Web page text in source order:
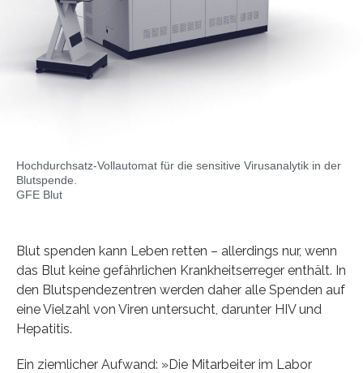
Hochdurchsatz-Vollautomat für die sensitive Virusanalytik in der
Blutspende.
GFE Blut
Blut spenden kann Leben retten – allerdings nur, wenn
das Blut keine gefährlichen Krankheitserreger enthält. In
den Blutspendezentren werden daher alle Spenden auf
eine Vielzahl von Viren untersucht, darunter HIV und
Hepatitis.
Ein ziemlicher Aufwand: »Die Mitarbeiter im Labor